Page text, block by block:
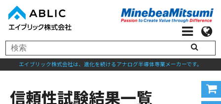
エイブリック株式会社は、進化を続けるアナログ半導体専業メーカーです。
信頼性試験結果一覧